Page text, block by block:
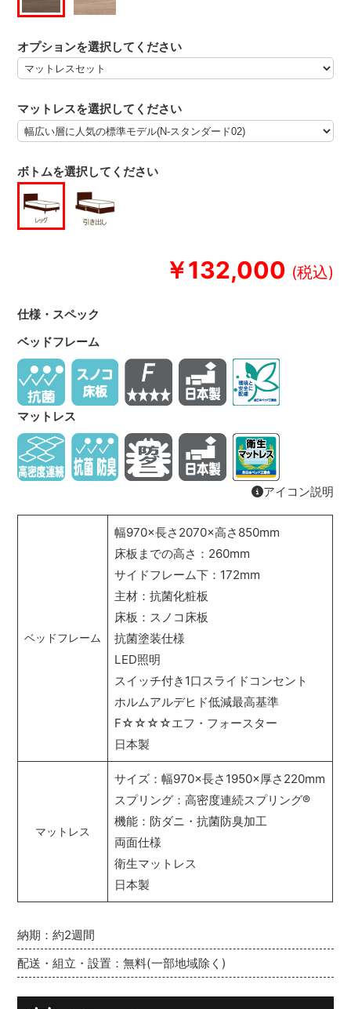
￥132,000
納期：約2週間
配送・組立・設置：無料(一部地域除く)
オプションを選択してください
マットレスを選択してください
ボトムを選択してください
仕様・スペック
ベッドフレーム
マットレス
アイコン説明
ベッドフレーム
幅970×長さ2070×高さ850mm
床板までの高さ：260mm
サイドフレーム下：172mm
主材：抗菌化粧板
床板：スノコ床板
抗菌塗装仕様
LED照明
スイッチ付き1口スライドコンセント
ホルムアルデヒド低減最高基準
F☆☆☆☆エフ・フォースター
日本製
マットレス
サイズ：幅970×長さ1950×厚さ220mm
スプリング：高密度連続スプリング®
機能：防ダニ・抗菌防臭加工
両面仕様
衛生マットレス
日本製